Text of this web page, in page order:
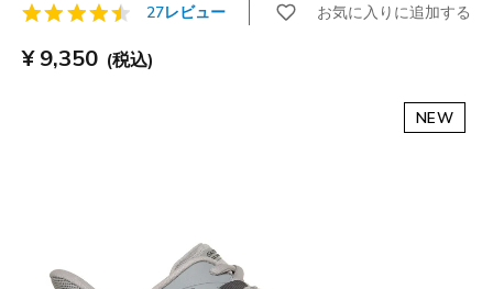
顧客評価4.4/5件27レビュー お気に入りに追加する
¥ 9,350 (税込)
NEW